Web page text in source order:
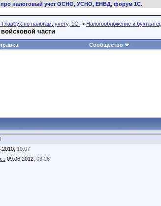
про налоговый учет ОСНО, УСНО, ЕНВД, форум 1С.
по налогам, учету, 1С. > Налогообложение и
части
Сообщество
10:07
09.06.2012, 03:26